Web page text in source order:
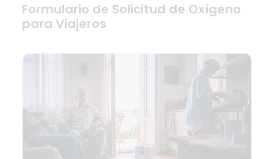
Formulario de Solicitud de Oxígeno
para Viajeros